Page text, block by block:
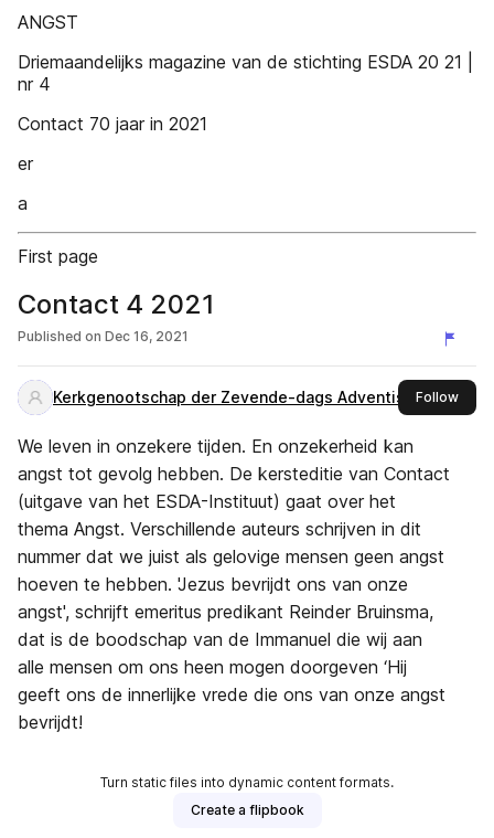
ANGST
Driemaandelijks magazine van de stichting ESDA 20 21 |
nr 4
Contact 70 jaar in 2021
er
a
First page
Contact 4 2021
Published on Dec 16, 2021
Kerkgenootschap der Zevende-dags AdventistenFollowthis
We leven in onzekere tijden. En onzekerheid kan
angst tot gevolg hebben. De kersteditie van Contact
(uitgave van het ESDA-Instituut) gaat over het
thema Angst. Verschillende auteurs schrijven in dit
nummer dat we juist als gelovige mensen geen angst
hoeven te hebben. 'Jezus bevrijdt ons van onze
angst', schrijft emeritus predikant Reinder Bruinsma,
dat is de boodschap van de Immanuel die wij aan
alle mensen om ons heen mogen doorgeven ‘Hij
geeft ons de innerlijke vrede die ons van onze angst
bevrijdt!
Turn static files into dynamic content formats.
Create a flipbook